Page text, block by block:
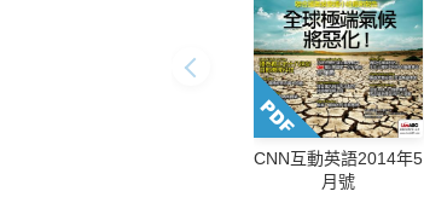
CNN互動英語2014年5
月號